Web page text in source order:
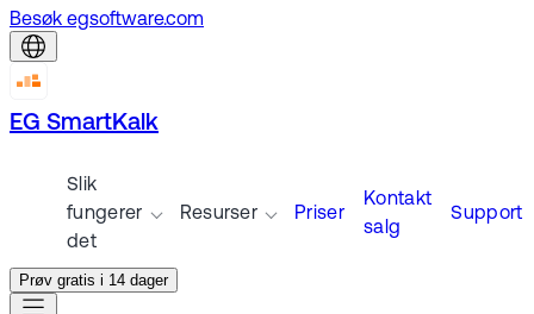
Besøk egsoftware.com
EG SmartKalk
Slik
fungerer
det
Resurser Priser
Kontakt
salg
Support
Prøv gratis i 14 dager